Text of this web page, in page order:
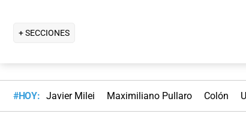
+ SECCIONES
#HOY: Javier Milei Maximiliano Pullaro Colón